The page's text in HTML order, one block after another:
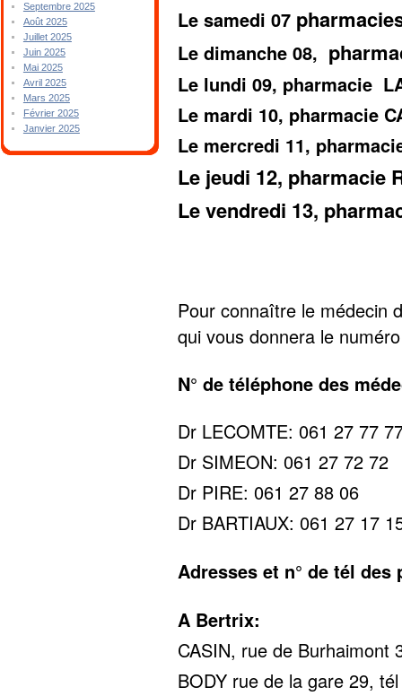
Septembre 2025
Août 2025
Juillet 2025
Juin 2025
Mai 2025
Avril 2025
Mars 2025
Février 2025
Janvier 2025
Le samedi 07
Le dimanche 08,
Le lundi 09, pharmacie
Le mardi 10, pharmacie
Le mercredi 11,
Le jeudi 12, pharmacie
Le vendredi 13,
Pour connaître le médecin
qui vous donnera le
N° de téléphone des
Dr LECOMTE: 061 27 77
Dr SIMEON: 061 27 72 72
Dr PIRE: 061 27 88 06
Dr BARTIAUX: 061 27 17
Adresses et n° de tél des
A Bertrix:
CASIN, rue de Burhaimont
BODY rue de la gare 29,